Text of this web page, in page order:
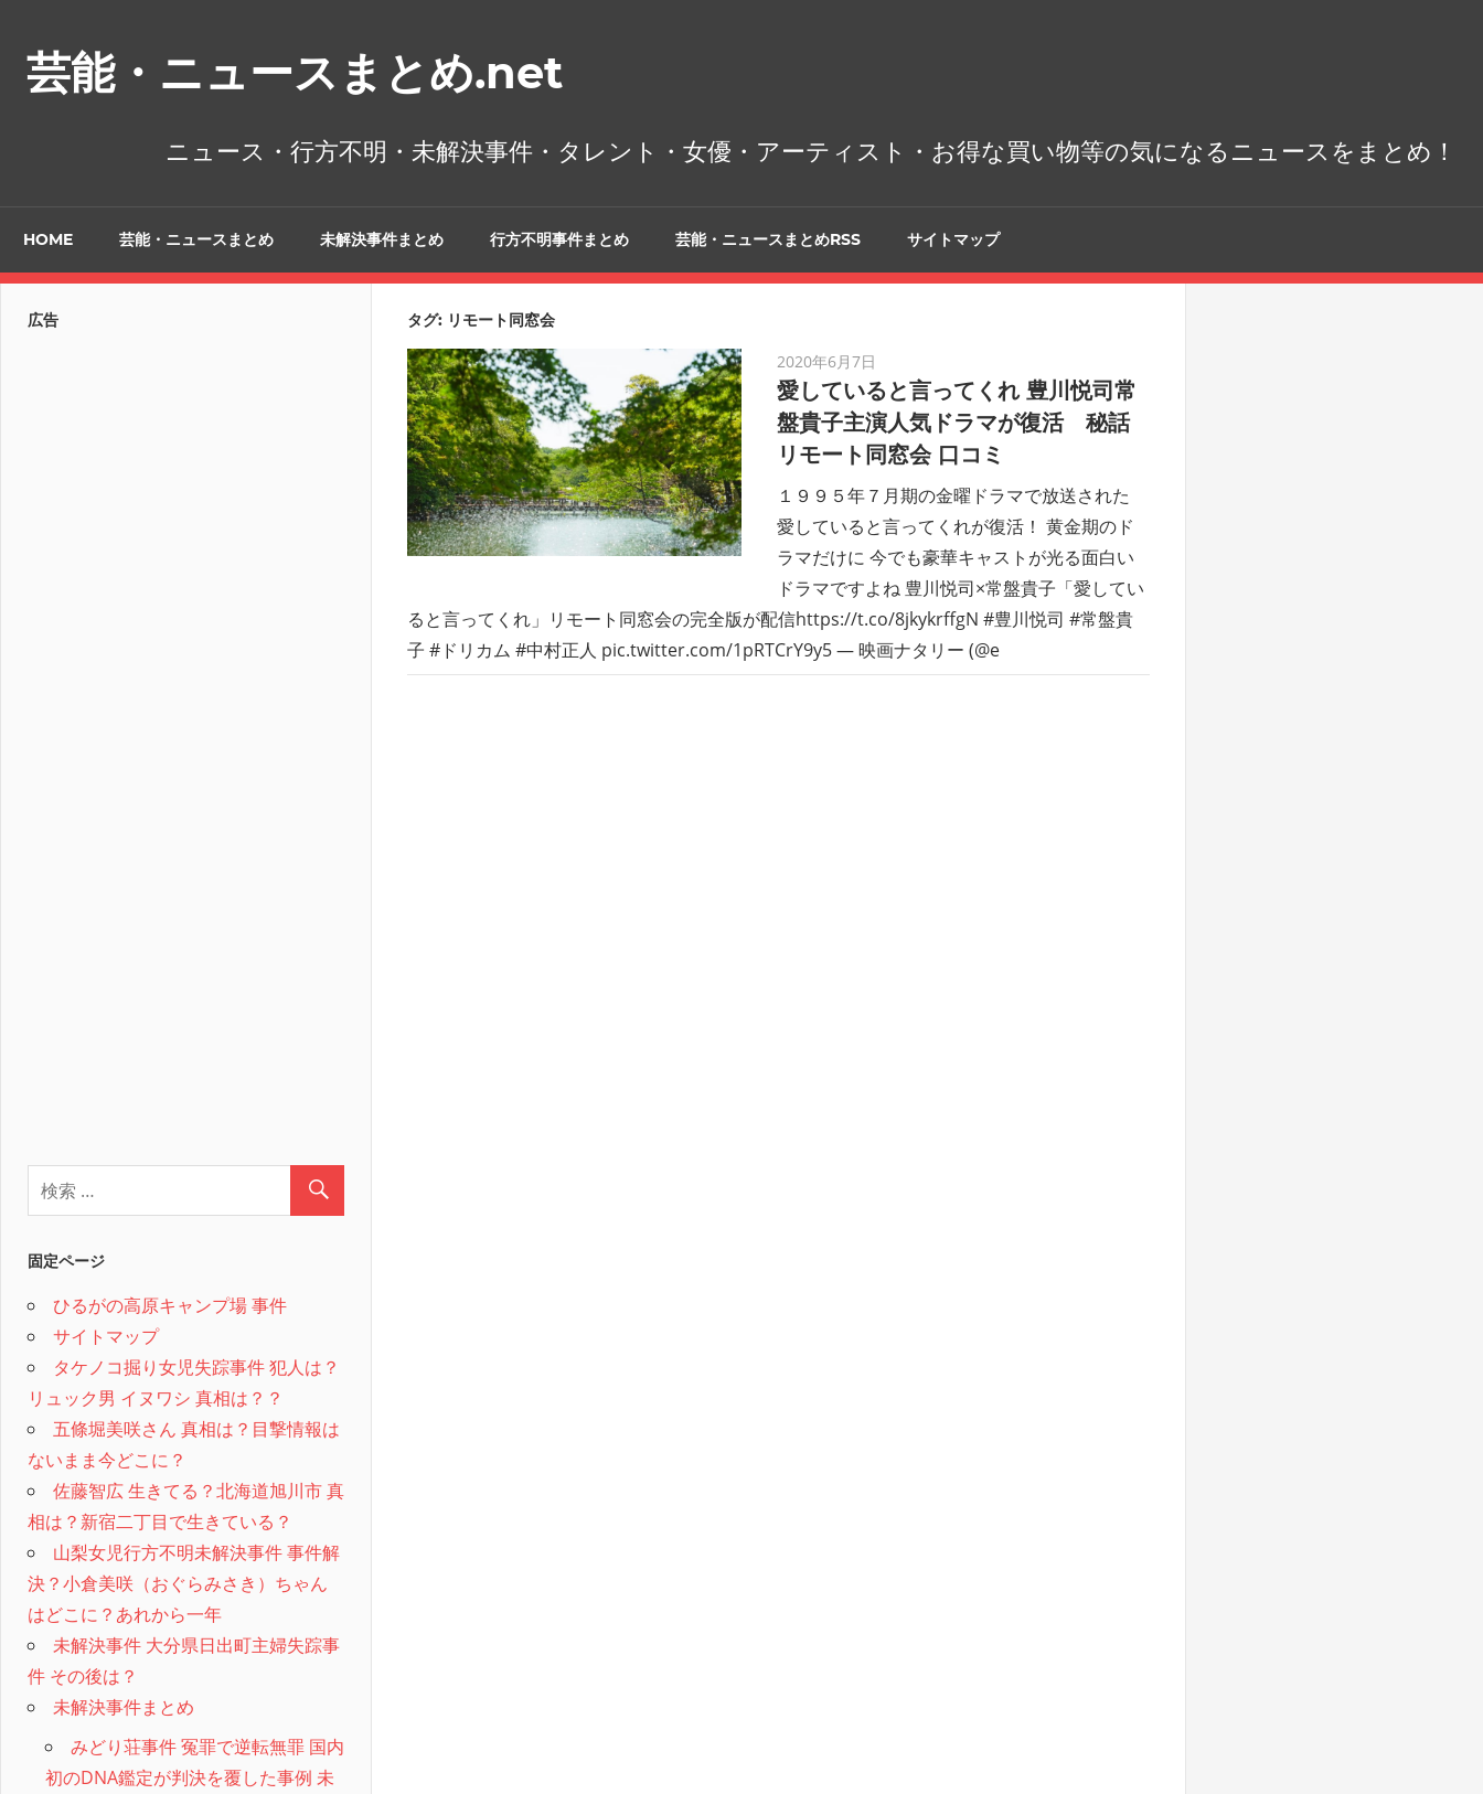
芸能・ニュースまとめ.net
ニュース・行方不明・未解決事件・タレント・女優・アーティスト・お得な買い物等の気になるニュースをまとめ！
HOME 芸能・ニュースまとめ 未解決事件まとめ 行方不明事件まとめ 芸能・ニュースまとめRSS サイトマップ
タグ: リモート同窓会
2020年6月7日
愛していると言ってくれ 豊川悦司常
盤貴子主演人気ドラマが復活 秘話
リモート同窓会 口コミ
１９９５年７月期の金曜ドラマで放送された
愛していると言ってくれが復活！ 黄金期のド
ラマだけに 今でも豪華キャストが光る面白い
ドラマですよね 豊川悦司×常盤貴子「愛してい
ると言ってくれ」リモート同窓会の完全版が配信https://t.co/8jkykrffgN #豊川悦司 #常盤貴
子 #ドリカム #中村正人 pic.twitter.com/1pRTCrY9y5 — 映画ナタリー (@e
広告
固定ページ
ひるがの高原キャンプ場 事件
サイトマップ
タケノコ掘り女児失踪事件 犯人は？
リュック男 イヌワシ 真相は？？
五條堀美咲さん 真相は？目撃情報は
ないまま今どこに？
佐藤智広 生きてる？北海道旭川市 真
相は？新宿二丁目で生きている？
山梨女児行方不明未解決事件 事件解
決？小倉美咲（おぐらみさき）ちゃん
はどこに？あれから一年
未解決事件 大分県日出町主婦失踪事
件 その後は？
未解決事件まとめ
みどり荘事件 冤罪で逆転無罪 国内
初のDNA鑑定が判決を覆した事例 未